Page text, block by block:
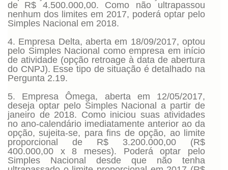
de R$ 4.500.000,00. Como não ultrapassou
nenhum dos limites em 2017, poderá optar pelo
Simples Nacional em 2018.
4. Empresa Delta, aberta em 18/09/2017, optou
pelo Simples Nacional como empresa em início
de atividade (opção retroage à data de abertura
do CNPJ). Esse tipo de situação é detalhado na
Pergunta 2.19.
5. Empresa Ômega, aberta em 12/05/2017,
deseja optar pelo Simples Nacional a partir de
janeiro de 2018. Como iniciou suas atividades
no ano-calendário imediatamente anterior ao da
opção, sujeita-se, para fins de opção, ao limite
proporcional de R$ 3.200.000,00 (R$
400.000,00 x 8 meses). Poderá optar pelo
Simples Nacional desde que não tenha